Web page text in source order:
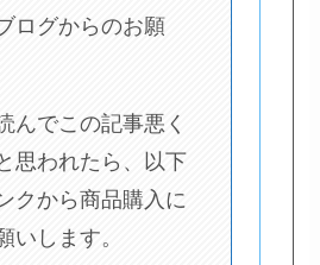
ログからのお願
んでこの記事悪く
思われたら、以下
クから商品購入に
いします。